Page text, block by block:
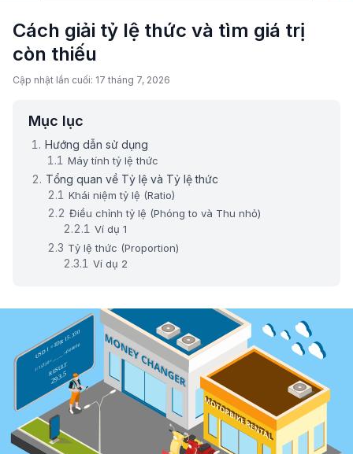
Cách giải tỷ lệ thức và tìm giá trị
còn thiếu
Cập nhật lần cuối: 17 tháng 7, 2026
Mục lục
Hướng dẫn sử dụng
Máy tính tỷ lệ thức
Tổng quan về Tỷ lệ và Tỷ lệ thức
Khái niệm tỷ lệ (Ratio)
Điều chỉnh tỷ lệ (Phóng to và Thu nhỏ)
Ví dụ 1
Tỷ lệ thức (Proportion)
Ví dụ 2